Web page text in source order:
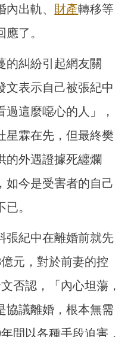
出軌、 財產轉移等
了。
的糾紛引起網友關
文表示自己被張紀中
這麼噁心的人」，
星霖在先，但最終樊
的外遇證據死纏爛
如今是受害者的自己
。
張紀中在離婚前就先
元，對於前妻的控
否認，「內心坦蕩，
協議離婚，根本無需
間以各種手段迫害，